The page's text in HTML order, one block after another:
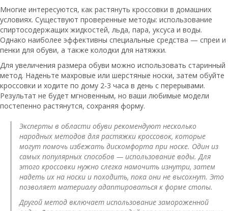
Многие интересуются, как растянуть кроссовки в домашних
условиях. Существуют проверенные методы: использование
спиртосодержащих жидкостей, льда, пара, уксуса и воды.
Однако наиболее эффективны специальные средства — спреи и
пенки для обуви, а также колодки для натяжки.
Для увеличения размера обуви можно использовать старинный
метод. Наденьте махровые или шерстяные носки, затем обуйте
кроссовки и ходите по дому 2-3 часа в день с перерывами.
Результат не будет мгновенным, но ваши любимые модели
постепенно растянутся, сохраняя форму.
Эксперты в области обуви рекомендуют несколько
народных методов для растяжки кроссовок, которые
могут помочь избежать дискомфорта при носке. Один из
самых популярных способов — использование воды. Для
этого кроссовки нужно слегка намочить изнутри, затем
надеть их на носки и походить, пока они не высохнут. Это
позволяет материалу адаптироваться к форме стопы.
Другой метод включает использование замороженной